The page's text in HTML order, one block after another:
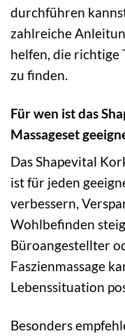
durchführen
zahlreiche
helfen, die richtige
zu finden.
Für wen ist das
Massageset
Das Shapevital
ist für jeden
verbessern,
Wohlbefinden
Büroangestellter
Faszienmassage
Lebenssituation
Besonders